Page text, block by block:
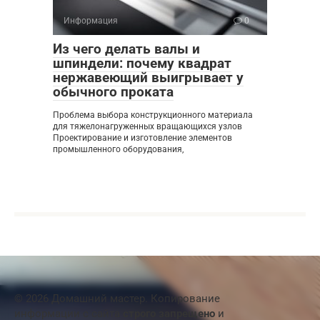
Информация 0
Из чего делать валы и
шпиндели: почему квадрат
нержавеющий выигрывает у
обычного проката
Проблема выбора конструкционного материала
для тяжелонагруженных вращающихся узлов
Проектирование и изготовление элементов
промышленного оборудования,
© 2026 Домашний мастер. Копирование
строго запрещено и